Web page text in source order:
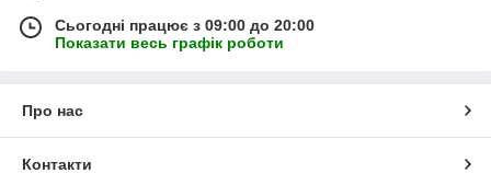
Сьогодні працює з 09:00 до 20:00
Показати весь графік роботи
Про нас
Контакти